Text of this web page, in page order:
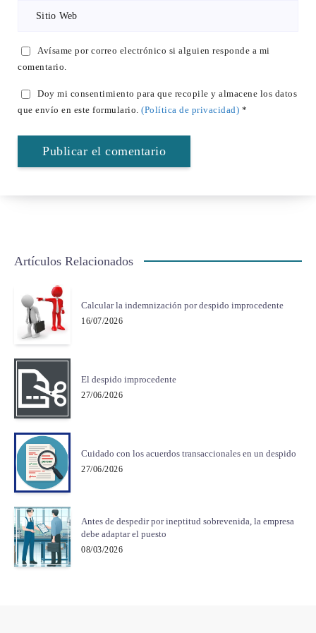
Avísame por correo electrónico si alguien responde a mi
comentario.
Doy mi consentimiento para que recopile y almacene los datos
que envío en este formulario. (Política de privacidad) *
Artículos Relacionados
Calcular la indemnización por despido improcedente
16/07/2026
El despido improcedente
27/06/2026
Cuidado con los acuerdos transaccionales en un despido
27/06/2026
Antes de despedir por ineptitud sobrevenida, la empresa
debe adaptar el puesto
08/03/2026